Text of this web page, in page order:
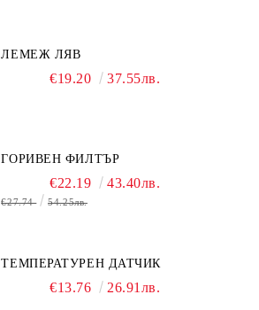
ЛЕМЕЖ ЛЯВ
€19.20 37.55лв.
ГОРИВЕН ФИЛТЪР
€22.19 43.40лв.
€27.74 54.25лв.
ТЕМПЕРАТУРЕН ДАТЧИК
€13.76 26.91лв.